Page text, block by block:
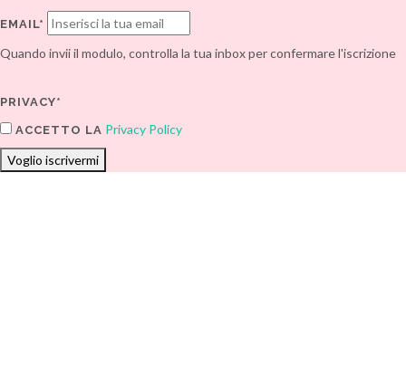
EMAIL*
Quando invii il modulo, controlla la tua inbox per confermare l'iscrizione
PRIVACY*
ACCETTO LA Privacy Policy
Voglio iscrivermi